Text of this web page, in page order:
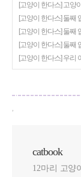
[고양이 한다스] 고양
[고양이 한다스] 둘째
[고양이 한다스] 둘째
[고양이 한다스] 둘째
[고양이 한다스] 우리
catbook
12마리 고양